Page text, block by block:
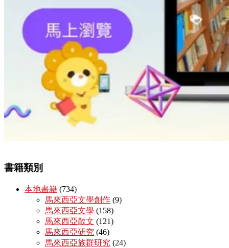
書籍類別
本地書籍 (734)
馬來西亞文學創作 (9)
馬來西亞文學 (158)
馬來西亞散文 (121)
馬來西亞研究 (46)
馬來西亞族群研究 (24)